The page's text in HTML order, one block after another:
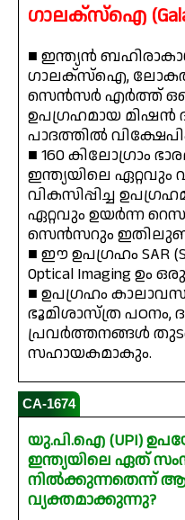
ഗാലക്‌സ്‌ഐ
■ ഇന്ത്യൻ ബഹിരാകാശ
ഗാലക്‌സ്‌ഐ,
സെൻസർ എർത്ത്
ഉപഗ്രഹമായ മിഷൻ
പാദത്തിൽ
■ 160 കിലോഗ്രാം
ഇന്ത്യയിലെ ഏറ്റവും
വികസിപ്പിച്ച
ഏറ്റവും ഉയർന്ന
സെൻസറും
■ ഈ ഉപഗ്രഹം SAR
Optical Imaging ഉം
■ ഉപഗ്രഹം
ഭൂമിശാസ്ത്ര പഠനം,
പ്രവർത്തനങ്ങൾ
സഹായകമാകും.
CA-1674
യു.പി.ഐ (UPI)
ഇന്ത്യയിലെ ഏത്
നിൽക്കുന്നതെന്ന്
വ്യക്തമാക്കുന്നു?